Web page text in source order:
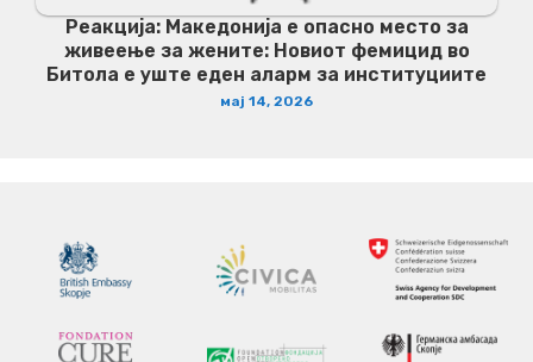
Реакција: Македонија е опасно место за
живеење за жените: Новиот фемицид во
Битола е уште еден аларм за институциите
мај 14, 2026